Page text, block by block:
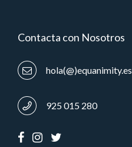
Contacta con Nosotros
hola(@)equanimity.es
925 015 280